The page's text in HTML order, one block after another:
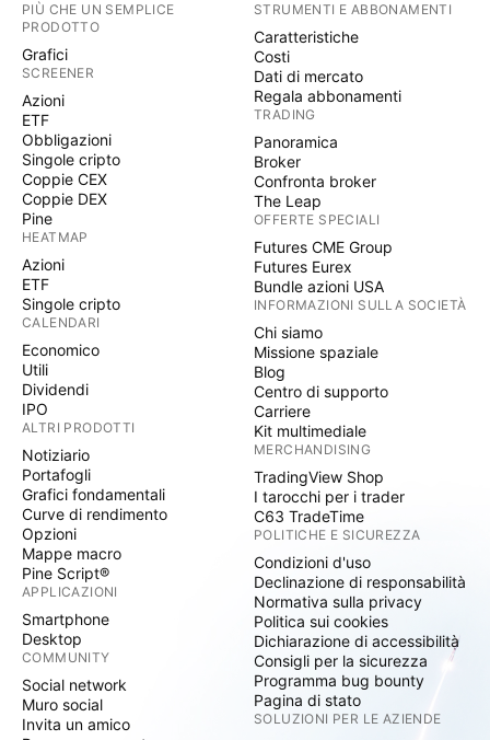
PIÙ CHE UN SEMPLICE
PRODOTTO
Grafici
SCREENER
Azioni
ETF
Obbligazioni
Singole cripto
Coppie CEX
Coppie DEX
Pine
HEATMAP
Azioni
ETF
Singole cripto
CALENDARI
Economico
Utili
Dividendi
IPO
ALTRI PRODOTTI
Notiziario
Portafogli
Grafici fondamentali
Curve di rendimento
Opzioni
Mappe macro
Pine Script®
APPLICAZIONI
Smartphone
Desktop
COMMUNITY
Social network
Muro social
Invita un amico
STRUMENTI E ABBONAMENTI
Caratteristiche
Costi
Dati di mercato
Regala abbonamenti
TRADING
Panoramica
Broker
Confronta broker
The Leap
OFFERTE SPECIALI
Futures CME Group
Futures Eurex
Bundle azioni USA
INFORMAZIONI SULLA SOCIETÀ
Chi siamo
Missione spaziale
Blog
Centro di supporto
Carriere
Kit multimediale
MERCHANDISING
TradingView Shop
I tarocchi per i trader
C63 TradeTime
POLITICHE E SICUREZZA
Condizioni d'uso
Declinazione di responsabilità
Normativa sulla privacy
Politica sui cookies
Dichiarazione di accessibilità
Consigli per la sicurezza
Programma bug bounty
Pagina di stato
SOLUZIONI PER LE AZIENDE